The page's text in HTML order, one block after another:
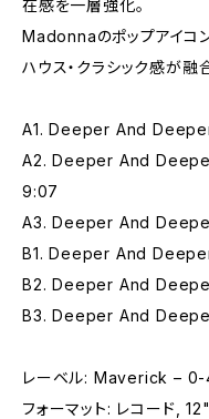
在感を一層強化。
Madonnaのポップアイコ
ハウス・クラシック感が融
A1. Deeper And
A2. Deeper And
9:07
A3. Deeper And
B1. Deeper And
B2. Deeper And
B3. Deeper And
レーベル: Maverick –
フォーマット: レコード,